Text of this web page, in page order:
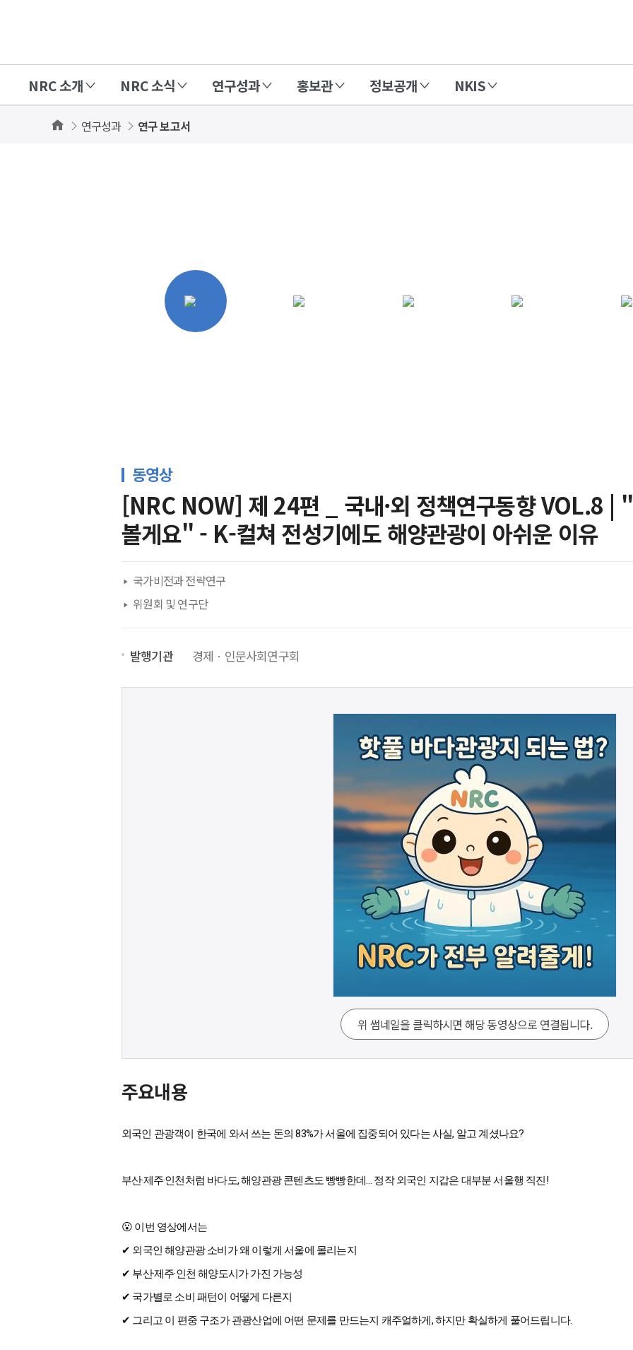
인
문
NRC 소개 NRC 소식 연구성과 홍보관 정보공개 NKIS
Home연구성과 연구 보고서
동영상
[NRC NOW] 제 24편 _ 국내·외 정책연구동향 VOL.8 |
볼게요" - K-컬쳐 전성기에도 해양관광이 아쉬운 이유
국가비전과 전략연구
위원회 및 연구단
발행기관 경제ㆍ인문사회연구회
위 썸네일을 클릭하시면 해당 동영상으로 연결됩니다.
주요내용
외국인 관광객이 한국에 와서 쓰는 돈의 83%가 서울에 집중되어 있다는 사실, 알고 계셨나요?
부산·제주·인천처럼 바다도, 해양관광 콘텐츠도 빵빵한데… 정작 외국인 지갑은 대부분 서울행 직진!
😮 이번 영상에서는
✔ 외국인 해양관광 소비가 왜 이렇게 서울에 몰리는지
✔ 부산·제주·인천 해양도시가 가진 가능성
✔ 국가별로 소비 패턴이 어떻게 다른지
✔ 그리고 이 편중 구조가 관광산업에 어떤 문제를 만드는지 캐주얼하게, 하지만 확실하게 풀어드립니다.